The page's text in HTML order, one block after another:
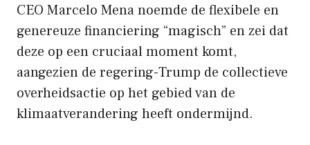
CEO Marcelo Mena noemde de flexibele en
genereuze financiering “magisch” en zei dat
deze op een cruciaal moment komt,
aangezien de regering-Trump de collectieve
overheidsactie op het gebied van de
klimaatverandering heeft ondermijnd.